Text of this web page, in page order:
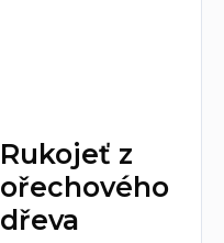
Rukojeť z
ořechového
dřeva